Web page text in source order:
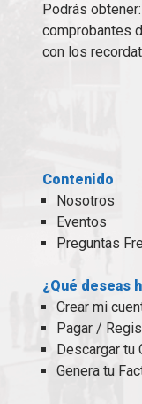
Podrás
comprobantes
con los
Contenido
Nosotros
Eventos
Preguntas
¿Qué deseas
Crear mi
Pagar /
Descargar tu
Genera tu